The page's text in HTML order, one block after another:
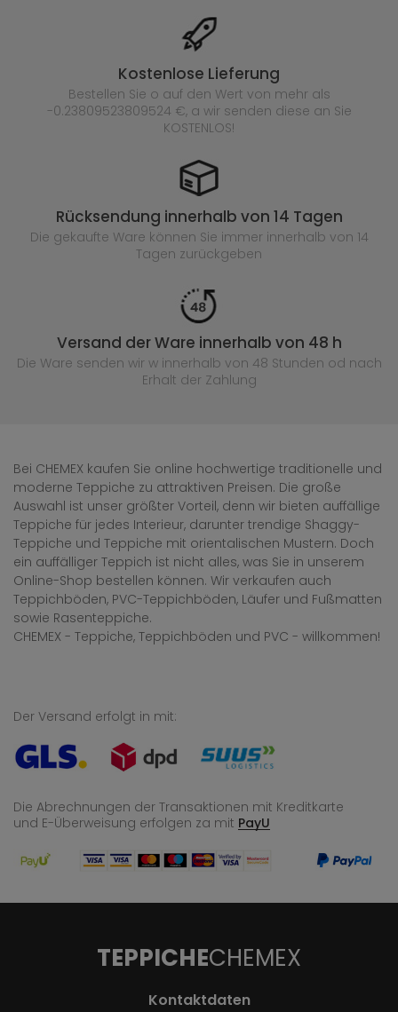
Kostenlose Lieferung
Bestellen Sie o auf den Wert von mehr als
-0.23809523809524 €, a wir senden diese an Sie
KOSTENLOS!
Rücksendung innerhalb von 14 Tagen
Die gekaufte Ware können Sie immer innerhalb von 14
Tagen zurückgeben
Versand der Ware innerhalb von 48 h
Die Ware senden wir w innerhalb von 48 Stunden od nach
Erhalt der Zahlung
Bei CHEMEX kaufen Sie online hochwertige traditionelle und
moderne Teppiche zu attraktiven Preisen. Die große
Auswahl ist unser größter Vorteil, denn wir bieten auffällige
Teppiche für jedes Interieur, darunter trendige Shaggy-
Teppiche und Teppiche mit orientalischen Mustern. Doch
ein auffälliger Teppich ist nicht alles, was Sie in unserem
Online-Shop bestellen können. Wir verkaufen auch
Teppichböden, PVC-Teppichböden, Läufer und Fußmatten
sowie Rasenteppiche.
CHEMEX - Teppiche, Teppichböden und PVC - willkommen!
Der Versand erfolgt in mit:
Die Abrechnungen der Transaktionen mit Kreditkarte
und E-Überweisung erfolgen za mit PayU
TEPPICHECHEMEX
Kontaktdaten